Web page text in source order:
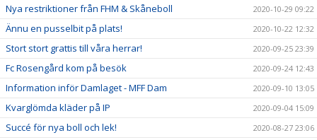
Nya restriktioner från FHM & Skåneboll 2020-10-29 09:22
Ännu en pusselbit på plats! 2020-10-22 12:32
Stort stort grattis till våra herrar! 2020-09-25 23:39
Fc Rosengård kom på besök 2020-09-24 12:43
Information inför Damlaget - MFF Dam 2020-09-10 13:05
Kvarglömda kläder på IP 2020-09-04 15:09
Succé för nya boll och lek! 2020-08-27 23:06